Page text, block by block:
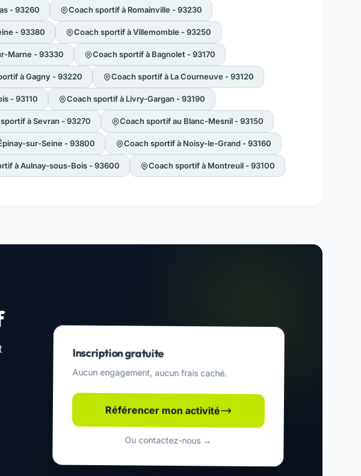
- 93260 Coach sportif à Romainville - 93230
- 93380 Coach sportif à Villemomble - 93250
Marne - 93330 Coach sportif à Bagnolet - 93170
à Gagny - 93220 Coach sportif à La Courneuve - 93120
- 93110 Coach sportif à Livry-Gargan - 93190
à Sevran - 93270 Coach sportif au Blanc-Mesnil - 93150
sur-Seine - 93800 Coach sportif à Noisy-le-Grand - 93160
à Aulnay-sous-Bois - 93600 Coach sportif à Montreuil - 93100
Inscription gratuite
Aucun engagement, aucun frais caché.
Référencer mon activité
Ou contactez-nous →